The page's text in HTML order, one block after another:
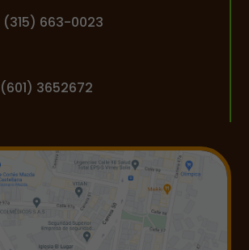
(315) 663-0023
(601) 3652672